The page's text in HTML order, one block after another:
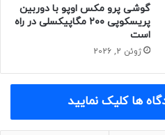
گوشی پرو مکس اوپو با دوربین
پریسکوپی ۲۰۰ مگاپیکسلی در راه
است
ژوئن 2, 2026
ها کلیک نمایید